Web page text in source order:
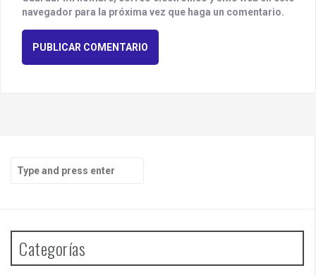
navegador para la próxima vez que haga un comentario.
h
o
Categorías